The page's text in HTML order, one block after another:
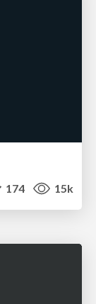
174 15k